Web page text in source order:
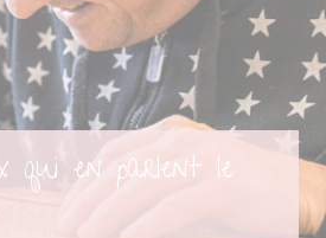
qui en parlent le